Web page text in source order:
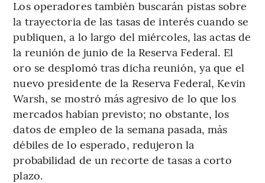
Los operadores también buscarán pistas sobre
la trayectoria de las tasas de interés cuando se
publiquen, a lo largo del miércoles, las actas de
la reunión de junio de la Reserva Federal. El
oro se desplomó tras dicha reunión, ya que el
nuevo presidente de la Reserva Federal, Kevin
Warsh, se mostró más agresivo de lo que los
mercados habían previsto; no obstante, los
datos de empleo de la semana pasada, más
débiles de lo esperado, redujeron la
probabilidad de un recorte de tasas a corto
plazo.